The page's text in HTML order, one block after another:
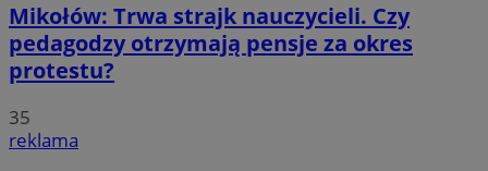
Mikołów: Trwa strajk nauczycieli. Czy
pedagodzy otrzymają pensje za okres
protestu?
35
reklama